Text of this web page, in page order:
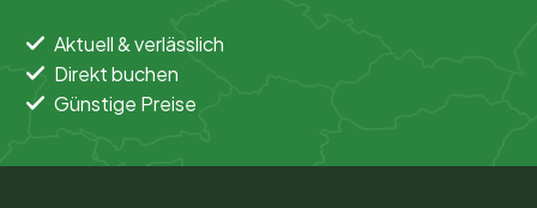
Aktuell & verlässlich
Direkt buchen
Günstige Preise